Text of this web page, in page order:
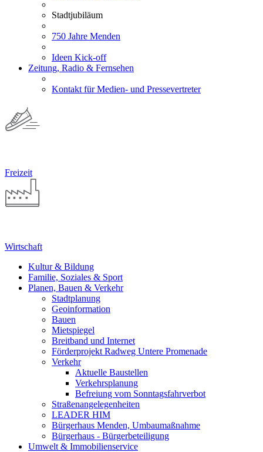
Stadtjubiläum
750 Jahre Menden
Ideen Kick-off
Zeitung, Radio & Fernsehen
Kontakt für Medien- und Pressevertreter
Freizeit
Wirtschaft
Kultur & Bildung
Familie, Soziales & Sport
Planen, Bauen & Verkehr
Stadtplanung
Geoinformation
Bauen
Mietspiegel
Breitband und Internet
Förderprojekt Radweg Untere Promenade
Verkehr
Aktuelle Baustellen
Verkehrsplanung
Befreiung vom Sonntagsfahrverbot
Straßenangelegenheiten
LEADER HIM
Bürgerhaus Menden, Umbaumaßnahme
Bürgerhaus - Bürgerbeteiligung
Umwelt & Immobilienservice